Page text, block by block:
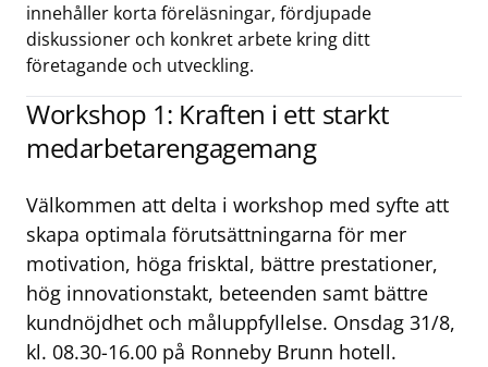
innehåller korta föreläsningar, fördjupade
diskussioner och konkret arbete kring ditt
företagande och utveckling.
Workshop 1: Kraften i ett starkt
medarbetarengagemang
Välkommen att delta i workshop med syfte att
skapa optimala förutsättningarna för mer
motivation, höga frisktal, bättre prestationer,
hög innovationstakt, beteenden samt bättre
kundnöjdhet och måluppfyllelse. Onsdag 31/8,
kl. 08.30-16.00 på Ronneby Brunn hotell.